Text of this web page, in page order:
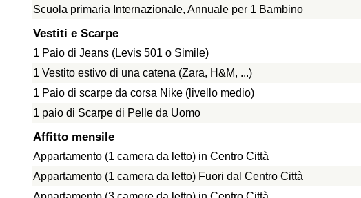
Scuola primaria Internazionale, Annuale per 1 Bambino
Vestiti e Scarpe
1 Paio di Jeans (Levis 501 o Simile)
1 Vestito estivo di una catena (Zara, H&M, ...)
1 Paio di scarpe da corsa Nike (livello medio)
1 paio di Scarpe di Pelle da Uomo
Affitto mensile
Appartamento (1 camera da letto) in Centro Città
Appartamento (1 camera da letto) Fuori dal Centro Città